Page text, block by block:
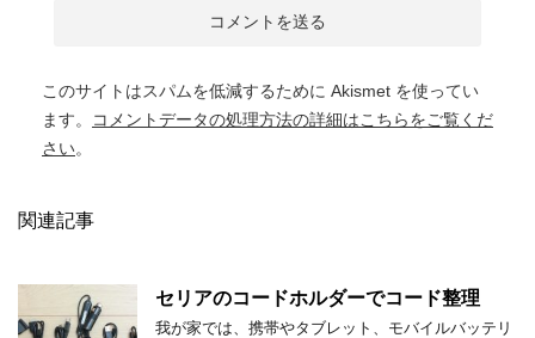
このサイトはスパムを低減するために Akismet を使ってい
ます。
コメントデータの処理方法の詳細はこちらをご覧くだ
さい。
関連記事
セリアのコードホルダーでコード整理
我が家では、携帯やタブレット、モバイルバッテリ